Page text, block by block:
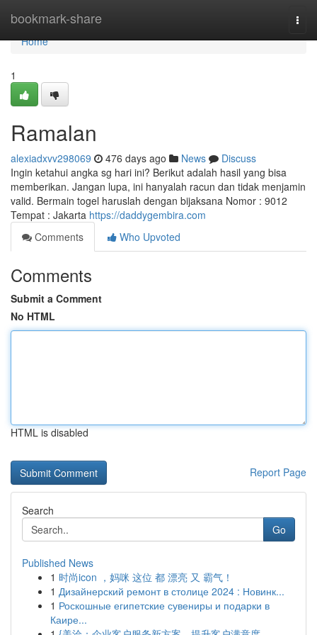
bookmark-share
Home
Home
1
Ramalan
alexiadxvv298069 476 days ago News
Discuss
Ingin ketahui angka sg hari ini? Berikut adalah hasil yang bisa
memberikan. Jangan lupa, ini hanyalah racun dan tidak menjamin
valid. Bermain togel haruslah dengan bijaksana Nomor : 9012
Tempat : Jakarta https://daddygembira.com
Comments
Who Upvoted
Comments
Submit a Comment
No HTML
HTML is disabled
Report Page
Search
Go
Published News
1 时尚icon ，妈咪 这位 都 漂亮 又 霸气！
1 Дизайнерский ремонт в столице 2024 : Новинк...
1 Роскошные египетские сувениры и подарки в
Каире...